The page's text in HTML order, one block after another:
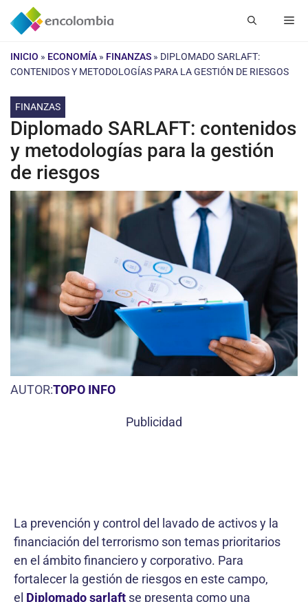
Saltar
INICIO » ECONOMÍA » FINANZAS » DIPLOMADO SARLAFT:
CONTENIDOS Y METODOLOGÍAS PARA LA GESTIÓN DE RIESGOS
FINANZAS
Diplomado SARLAFT: contenidos
y metodologías para la gestión
de riesgos
AUTOR:TOPO INFO
Publicidad
La prevención y control del lavado de activos y la
financiación del terrorismo son temas prioritarios
en el ámbito financiero y corporativo. Para
fortalecer la gestión de riesgos en este campo,
el Diplomado sarlaft se presenta como una